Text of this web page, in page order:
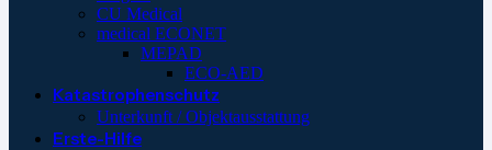
CU Medical
medical ECONET
MEPAD
ECO-AED
Katastrophenschutz
Unterkunft / Objektausstattung
Erste-Hilfe